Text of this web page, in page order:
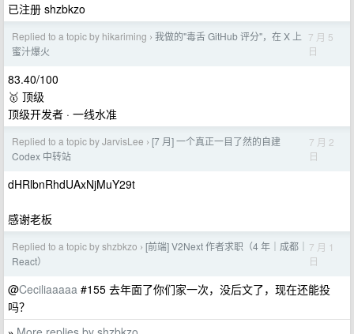
已注册 shzbkzo
Replied to a topic by hikariming › 我做的"毒舌 GitHub 评分"，在 X 上
蜜汁爆火
7 月 5
日
83.40/100
🥇 顶级
顶级开发者 · 一线水准
Replied to a topic by JarvisLee › [7 月] 一个真正一目了然的自建
Codex 中转站
7 月 2
日
dHRlbnRhdUAxNjMuY29t
感谢老板
Replied to a topic by shzbkzo › [前端] V2Next 作者求职（4 年｜成都｜
React）
7 月 1
日
@Ceciliaaaaa #155 去年面了你们家一次，没后文了，现在还能投
吗？